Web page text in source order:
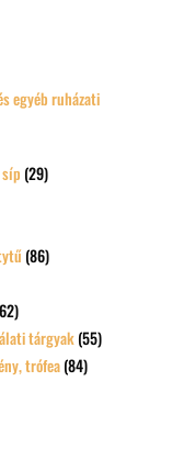
egyéb ruházati
(29)
(86)
tárgyak (55)
trófea (84)